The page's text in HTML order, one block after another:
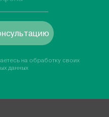
на обработку своих
данных